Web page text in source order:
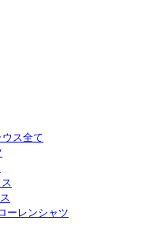
ス全て
ーレンシャツ